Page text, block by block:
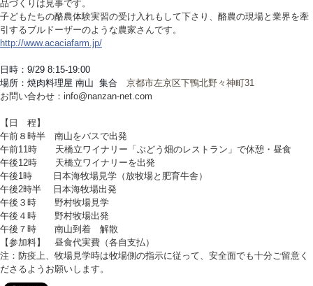
品づくりは見事です。
子どもたちの酪農体験実習の受け入れもして下さり、酪農の現場と業界を牽
引するブルドーザーのような農家さんです。
http://www.acaciafarm.jp/
日時：9/29 8:15-19:00
場所：焼肉料理屋 南山 集合 京都市左京区下鴨北野々神町31
お問い合わせ：info@nanzan-net.com
【日 程】
午前８時半 南山をバスで出発
午前11時 天橋立ワイナリー「ぶどう畑のレストラン 」で休憩・昼食
午後12時 天橋立ワイナリーを出発
午後1時 日本海牧場見学（放牧場と肥育牛舎）
午後2時半 日本海牧場出発
午後３時 野村牧場見学
午後４時 野村牧場出発
午後７時 南山到着 解散
【参加料】 昼食代実費（各自支払）
注：防疫上、牧場見学時は牧場側の指示に従って、安全面でも十分ご留意く
ださるようお願いします。